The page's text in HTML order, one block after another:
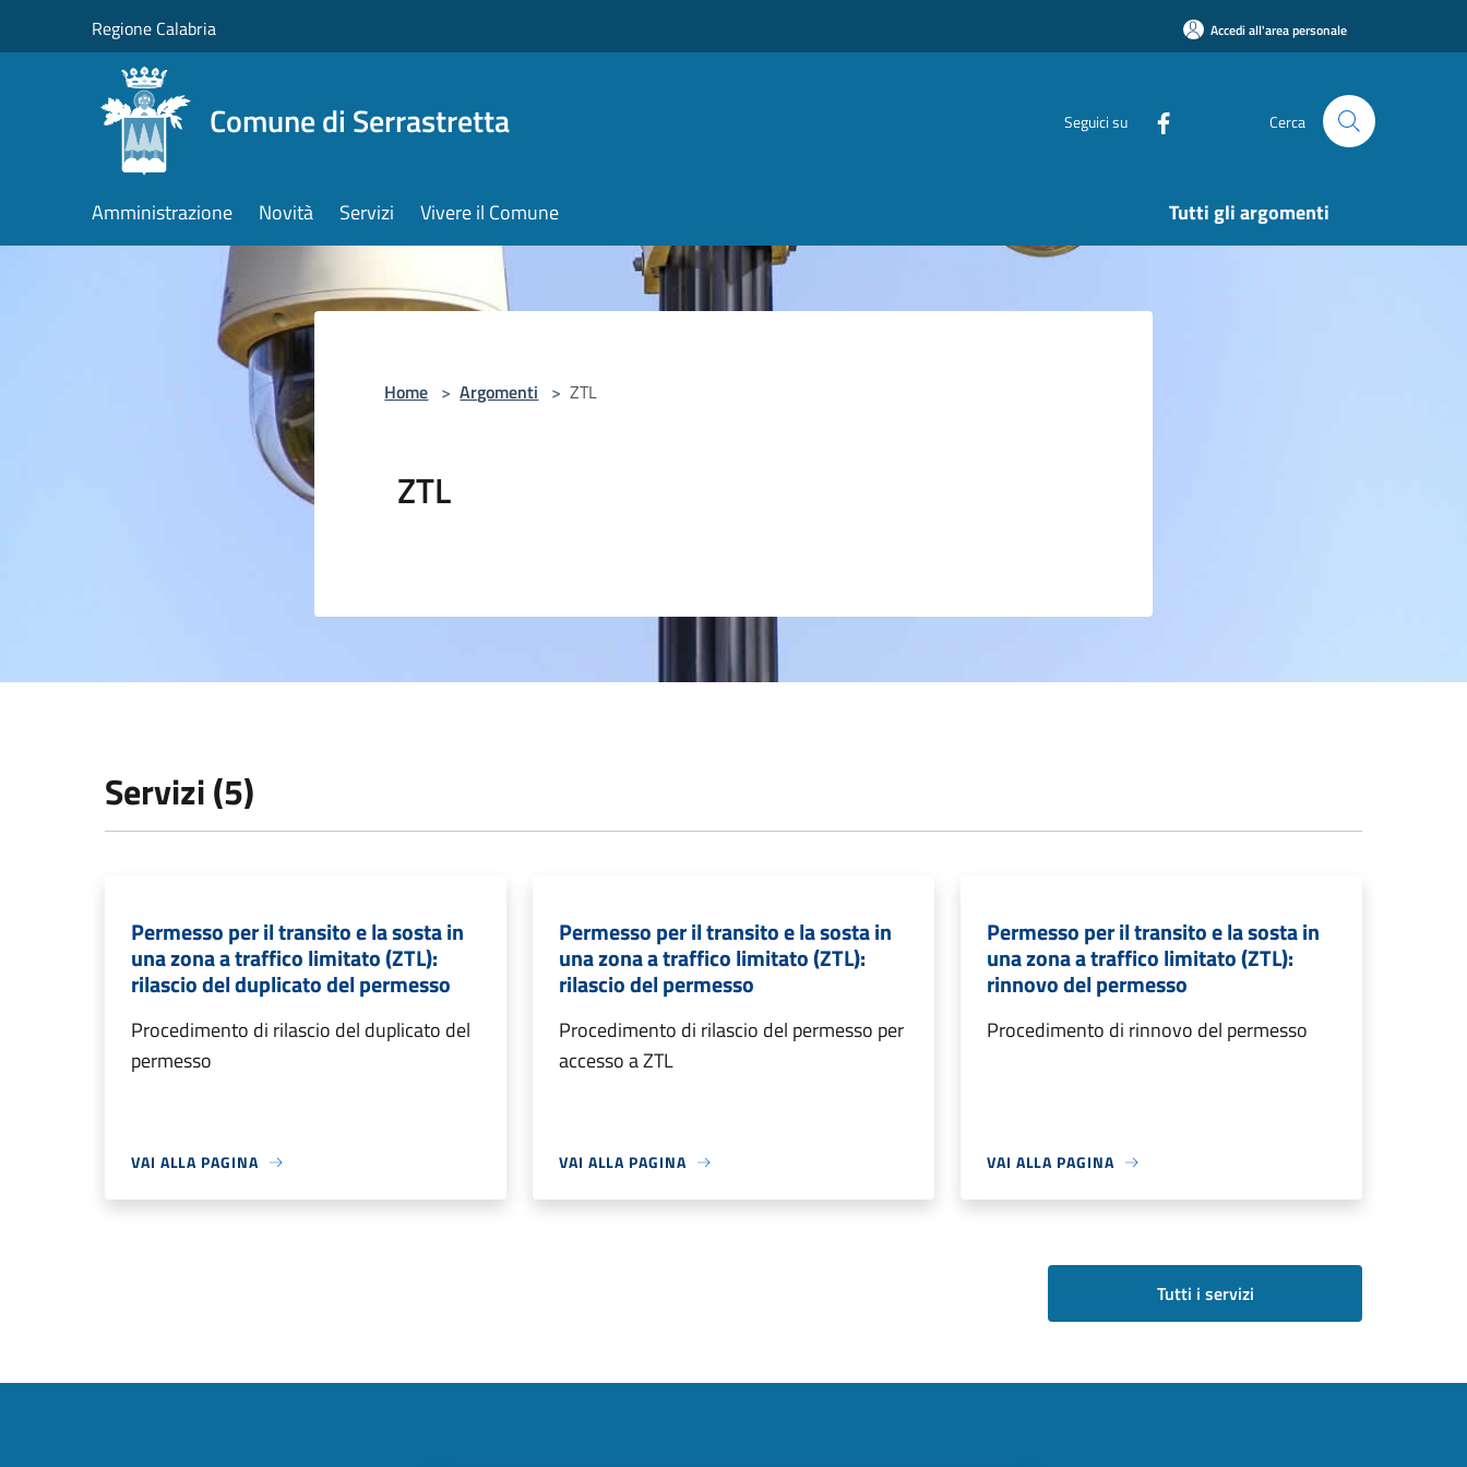
Regione Calabria Accedi all'area personale
Comune di Serrastretta Seguici su Cerca
Amministrazione Novità Servizi Vivere il Comune Tutti gli argomenti
Home > Argomenti > ZTL
ZTL
Servizi (5)
Permesso per il transito e la sosta in
una zona a traffico limitato (ZTL):
rilascio del duplicato del permesso
Procedimento di rilascio del duplicato del
permesso
VAI ALLA PAGINA
Permesso per il transito e la sosta in
una zona a traffico limitato (ZTL):
rilascio del permesso
Procedimento di rilascio del permesso per
accesso a ZTL
VAI ALLA PAGINA
Permesso per il transito e la sosta in
una zona a traffico limitato (ZTL):
rinnovo del permesso
Procedimento di rinnovo del permesso
VAI ALLA PAGINA
Tutti i servizi